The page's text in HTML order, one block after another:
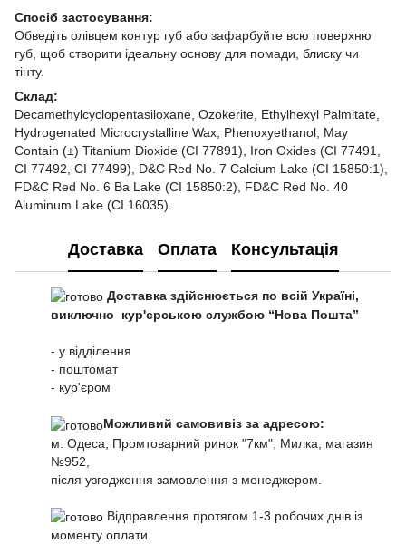
Спосіб застосування:
Обведіть олівцем контур губ або зафарбуйте всю поверхню
губ, щоб створити ідеальну основу для помади, блиску чи
тінту.
Склад:
Decamethylcyclopentasiloxane, Ozokerite, Ethylhexyl Palmitate,
Hydrogenated Microcrystalline Wax, Phenoxyethanol, May
Contain (±) Titanium Dioxide (CI 77891), Iron Oxides (CI 77491,
CI 77492, CI 77499), D&C Red No. 7 Calcium Lake (CI 15850:1),
FD&C Red No. 6 Ba Lake (CI 15850:2), FD&C Red No. 40
Aluminum Lake (CI 16035).
Доставка Оплата Консультація
Доставка здійснюється по всій Україні,
виключно кур'єрською службою “Нова Пошта”
- у відділення
- поштомат
- кур'єром
Можливий самовивіз за адресою:
м. Одеса, Промтоварний ринок "7км", Милка, магазин
№952,
після узгодження замовлення з менеджером.
Відправлення протягом 1-3 робочих днів із
моменту оплати.